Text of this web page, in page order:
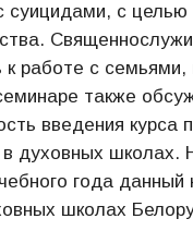
суицидами, с целью
к работе с
также
введения курса
в духовных школах.
года
школах